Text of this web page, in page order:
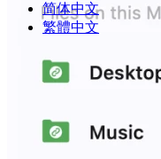
简体中文
繁體中文